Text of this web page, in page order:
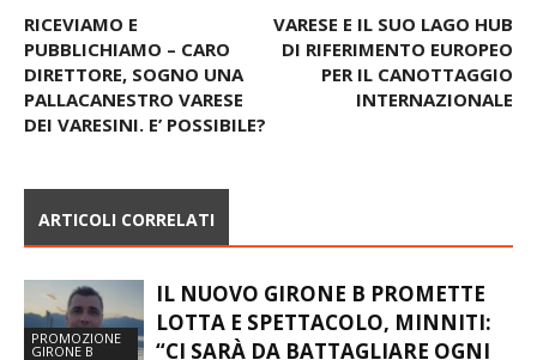
RICEVIAMO E
PUBBLICHIAMO – CARO
DIRETTORE, SOGNO UNA
PALLACANESTRO VARESE
DEI VARESINI. E’ POSSIBILE?
VARESE E IL SUO LAGO HUB
DI RIFERIMENTO EUROPEO
PER IL CANOTTAGGIO
INTERNAZIONALE
ARTICOLI CORRELATI
PROMOZIONE
GIRONE B
IL NUOVO GIRONE B PROMETTE
LOTTA E SPETTACOLO, MINNITI:
“CI SARÀ DA BATTAGLIARE OGNI